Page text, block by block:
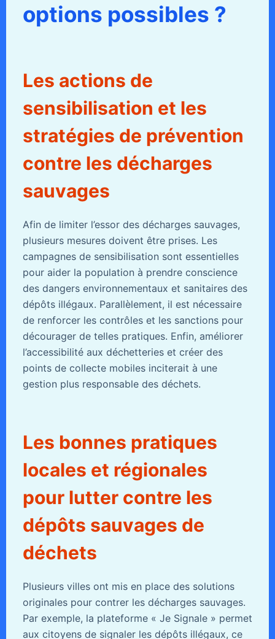
options possibles ?
Les actions de
sensibilisation et les
stratégies de prévention
contre les décharges
sauvages
Afin de limiter l’essor des décharges sauvages,
plusieurs mesures doivent être prises. Les
campagnes de sensibilisation sont essentielles
pour aider la population à prendre conscience
des dangers environnementaux et sanitaires des
dépôts illégaux. Parallèlement, il est nécessaire
de renforcer les contrôles et les sanctions pour
décourager de telles pratiques. Enfin, améliorer
l’accessibilité aux déchetteries et créer des
points de collecte mobiles inciterait à une
gestion plus responsable des déchets.
Les bonnes pratiques
locales et régionales
pour lutter contre les
dépôts sauvages de
déchets
Plusieurs villes ont mis en place des solutions
originales pour contrer les décharges sauvages.
Par exemple, la plateforme « Je Signale » permet
aux citoyens de signaler les dépôts illégaux, ce